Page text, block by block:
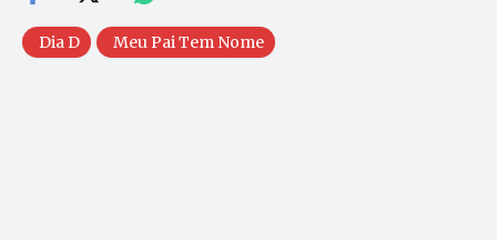
Dia D Meu Pai Tem Nome